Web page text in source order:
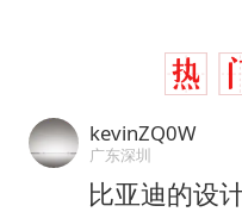
kevinZQ0W
广东深圳
比亚迪的设